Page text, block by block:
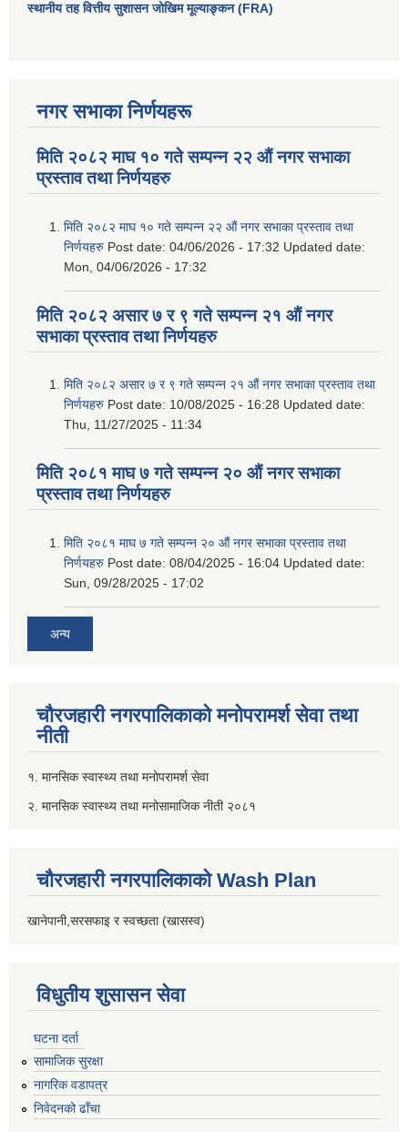
स्थानीय तह वित्तीय सुशासन जोखिम मूल्याङ्कन (FRA)
नगर सभाका निर्णयहरू
मिति २०८२ माघ १० गते सम्पन्न २२ औं नगर सभाका
प्रस्ताव तथा निर्णयहरु
मिति २०८२ माघ १० गते सम्पन्न २२ औं नगर सभाका प्रस्ताव तथा
निर्णयहरु Post date: 04/06/2026 - 17:32 Updated date:
Mon, 04/06/2026 - 17:32
मिति २०८२ असार ७ र ९ गते सम्पन्न २१ औं नगर
सभाका प्रस्ताव तथा निर्णयहरु
मिति २०८२ असार ७ र ९ गते सम्पन्न २१ औं नगर सभाका प्रस्ताव तथा
निर्णयहरु Post date: 10/08/2025 - 16:28 Updated date:
Thu, 11/27/2025 - 11:34
मिति २०८१ माघ ७ गते सम्पन्न २० औं नगर सभाका
प्रस्ताव तथा निर्णयहरु
मिति २०८१ माघ ७ गते सम्पन्न २० औं नगर सभाका प्रस्ताव तथा
निर्णयहरु Post date: 08/04/2025 - 16:04 Updated date:
Sun, 09/28/2025 - 17:02
अन्य
चौरजहारी नगरपालिकाको मनोपरामर्श सेवा तथा
नीती
१. मानसिक स्वास्थ्य तथा मनोपरामर्श सेवा
२. मानसिक स्वास्थ्य तथा मनोसामाजिक नीती २०८१
चौरजहारी नगरपालिकाको Wash Plan
खानेपानी,सरसफाइ र स्वच्छता (खासस्व)
विधुतीय शुसासन सेवा
घटना दर्ता
सामाजिक सुरक्षा
नागरिक वडापत्र
निवेदनको ढाँचा